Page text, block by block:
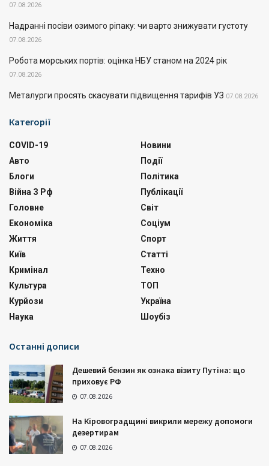
07.08.2026
Надранні посіви озимого ріпаку: чи варто знижувати густоту
07.08.2026
Робота морських портів: оцінка НБУ станом на 2024 рік
07.08.2026
Металурги просять скасувати підвищення тарифів УЗ 07.08.2026
Категорії
COVID-19
Авто
Блоги
Війна З Рф
Головне
Економіка
Життя
Київ
Кримінал
Культура
Курйози
Наука
Новини
Події
Політика
Публікації
Світ
Соціум
Спорт
Статті
Техно
ТОП
Україна
Шоубіз
Останні дописи
Дешевий бензин як ознака візиту Путіна: що
приховує РФ
07.08.2026
На Кіровоградщині викрили мережу допомоги
дезертирам
07.08.2026